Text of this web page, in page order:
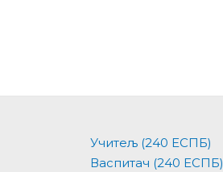
Учитељ (240 ЕСПБ)
Васпитач (240 ЕСПБ)